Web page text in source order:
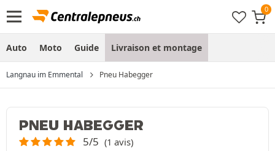
Auto Moto Guide Livraison et montage
Langnau im Emmental Pneu Habegger
PNEU HABEGGER
5/5 (1 avis)